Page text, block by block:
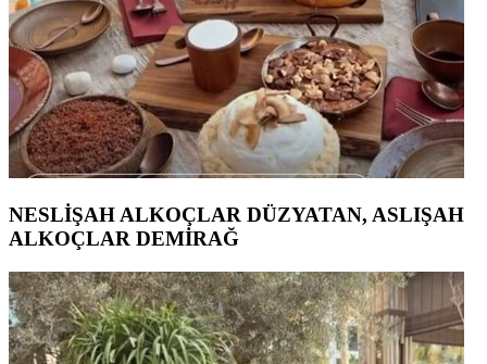
NESLİŞAH ALKOÇLAR DÜZYATAN, ASLIŞAH
ALKOÇLAR DEMİRAĞ